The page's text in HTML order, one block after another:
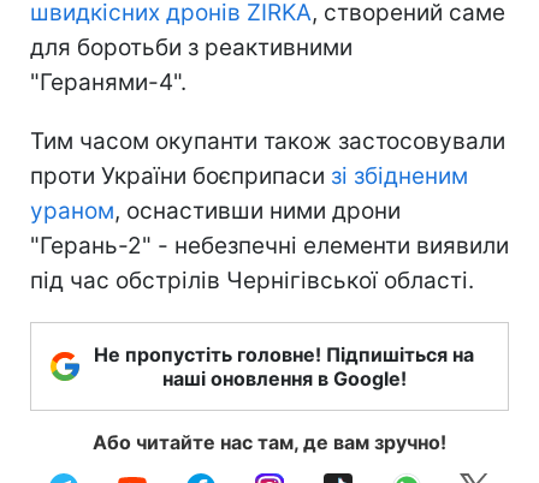
швидкісних дронів ZIRKA, створений саме
для боротьби з реактивними
"Геранями-4".
Тим часом окупанти також застосовували
проти України боєприпаси зі збідненим
ураном, оснастивши ними дрони
"Герань-2" - небезпечні елементи виявили
під час обстрілів Чернігівської області.
Не пропустіть головне! Підпишіться на
наші оновлення в Google!
Або читайте нас там, де вам зручно!